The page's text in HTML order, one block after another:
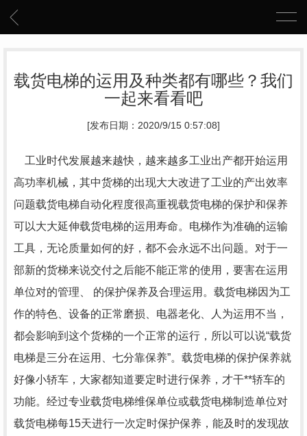
载货电梯的运用及种类都有哪些？我们
一起来看看吧
[发布日期：2020/9/15 0:57:08]
工业时代发展越来越快，越来越多工业出产都开始运用
高功率机械，其中货梯的出现大大改进了工业的产出效率
问题载货电梯自动化程度很高重视载货电梯的保护和保养
可以大大延伸载货电梯的运用寿命。电梯作为准确的运输
工具，无论质量如何的好，都不会永远不出问题。对于一
部新的货梯来说交付之后能不能正常的使用，要害在运用
单位对的管理、 的保护保养及合理运用。载货电梯因为工
作的特色、设备的正常磨损、电器老化、人为运用不当，
都会影响到这个货梯的一个正常的运行，所以可以说“载货
电梯是三分在运用、七分靠保养”。载货电梯的保护保养就
好像小轿车，大家都知道要定时进行保养，才干**轿车的
功能。经过专业载货电梯维保单位或载货电梯制造单位对
载货电梯每15天进行一次定时保护保养，能及时的发现故